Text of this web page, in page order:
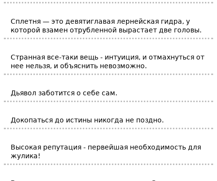
Сплетня — это девятиглавая лернейская гидра, у
которой взамен отрубленной вырастает две головы.
Cтpанная все-таки вещь - интуиция, и отмахнуться от
нее нельзя, и объяснить невозможно.
Дьявол заботится о себе сам.
Докопаться до истины никогда не поздно.
Высокая репутация - первейшая необходимость для
жулика!